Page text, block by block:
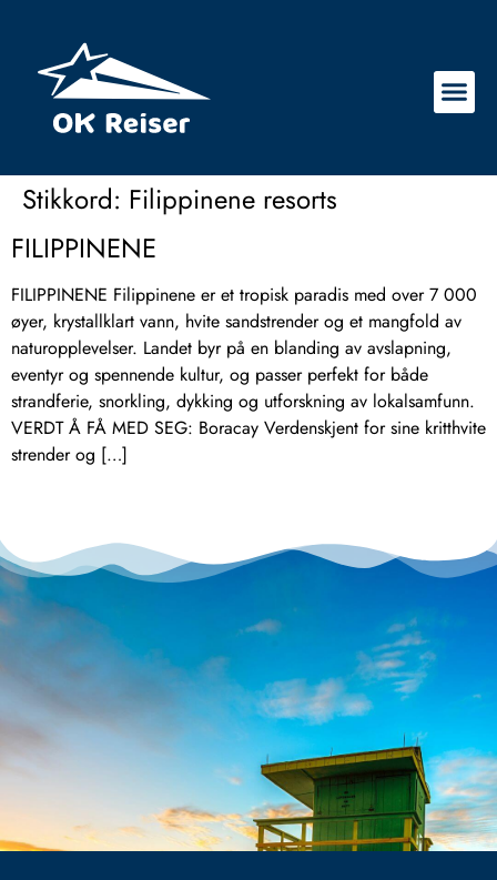
Stikkord: Filippinene resorts
FILIPPINENE
FILIPPINENE Filippinene er et tropisk paradis med over 7 000
øyer, krystallklart vann, hvite sandstrender og et mangfold av
naturopplevelser. Landet byr på en blanding av avslapning,
eventyr og spennende kultur, og passer perfekt for både
strandferie, snorkling, dykking og utforskning av lokalsamfunn.
VERDT Å FÅ MED SEG: Boracay Verdenskjent for sine kritthvite
strender og […]